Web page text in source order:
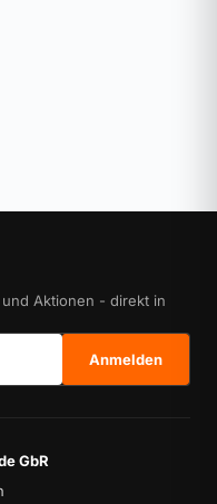
Aktionen - direkt in
Anmelden
GbR